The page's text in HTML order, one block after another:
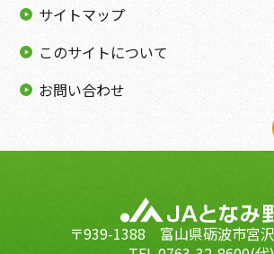
サイトマップ
このサイトについて
お問い合わせ
〒939-1388 富山県砺波市宮